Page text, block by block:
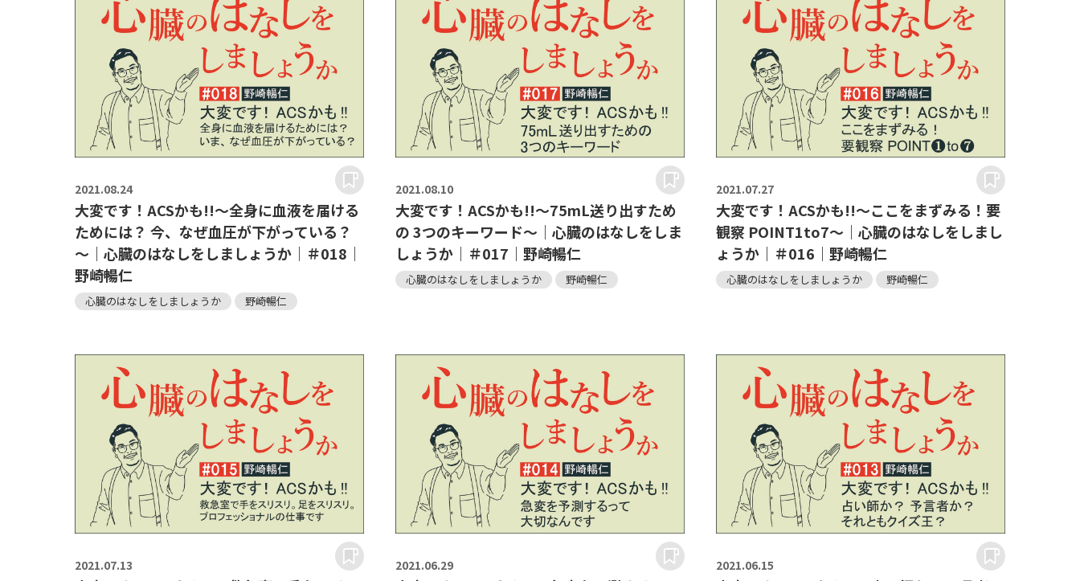
2021.08.24
大変です！ACSかも!!～全身に血液を届ける
ためには？ 今、なぜ血圧が下がっている？
～｜心臓のはなしをしましょうか｜＃018｜
野崎暢仁
心臓のはなしをしましょうか 野崎暢仁
2021.08.10
大変です！ACSかも!!～75mL送り出すため
の 3つのキーワード～｜心臓のはなしをしま
しょうか｜＃017｜野崎暢仁
心臓のはなしをしましょうか 野崎暢仁
2021.07.27
大変です！ACSかも!!～ここをまずみる！要
観察 POINT1to7～｜心臓のはなしをしまし
ょうか｜＃016｜野崎暢仁
心臓のはなしをしましょうか 野崎暢仁
2021.07.13 2021.06.29 2021.06.15